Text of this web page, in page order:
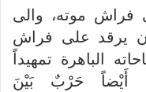
فراش موته، والى
يرقد على فراش
الباهرة تمهيداً
أَيْضاً حَرْبٌ بَيْنَ